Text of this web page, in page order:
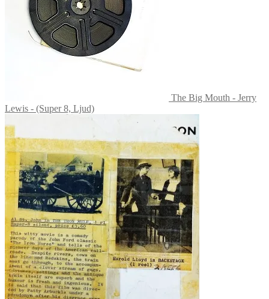
The Big Mouth - Jerry
Lewis - (Super 8, Ljud)